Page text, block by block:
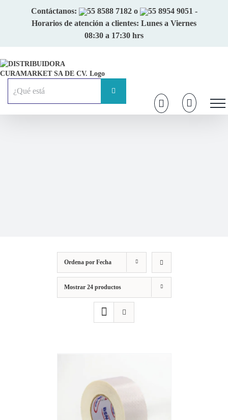
Contáctanos: 55 8588 7182o 55 8954 9051 -
Horarios de atención a clientes: Lunes a Viernes
08:30 a 17:30 hrs
Ordena por Fecha
Mostrar 24 productos